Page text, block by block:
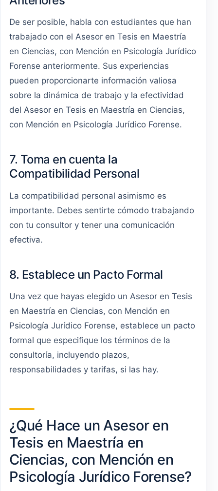
De ser posible, habla con estudiantes que han
trabajado con el Asesor en Tesis en Maestría
en Ciencias, con Mención en Psicología Jurídico
Forense anteriormente. Sus experiencias
pueden proporcionarte información valiosa
sobre la dinámica de trabajo y la efectividad
del Asesor en Tesis en Maestría en Ciencias,
con Mención en Psicología Jurídico Forense.
7. Toma en cuenta la
Compatibilidad Personal
La compatibilidad personal asimismo es
importante. Debes sentirte cómodo trabajando
con tu consultor y tener una comunicación
efectiva.
8. Establece un Pacto Formal
Una vez que hayas elegido un Asesor en Tesis
en Maestría en Ciencias, con Mención en
Psicología Jurídico Forense, establece un pacto
formal que especifique los términos de la
consultoría, incluyendo plazos,
responsabilidades y tarifas, si las hay.
¿Qué Hace un Asesor en
Tesis en Maestría en
Ciencias, con Mención en
Psicología Jurídico Forense?